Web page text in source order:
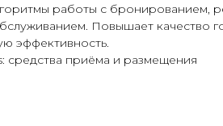
работы с бронированием,
Повышает качество
эффективность.
средства приёма и размещения